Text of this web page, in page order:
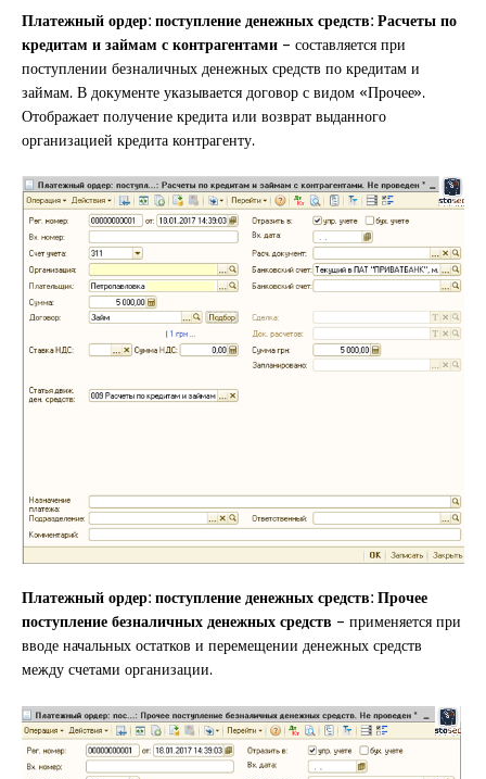
Платежный ордер: поступление денежных средств: Расчеты по
кредитам и займам с контрагентами – составляется при
поступлении безналичных денежных средств по кредитам и
займам. В документе указывается договор с видом «Прочее».
Отображает получение кредита или возврат выданного
организацией кредита контрагенту.
Платежный ордер: поступление денежных средств: Прочее
поступление безналичных денежных средств – применяется при
вводе начальных остатков и перемещении денежных средств
между счетами организации.